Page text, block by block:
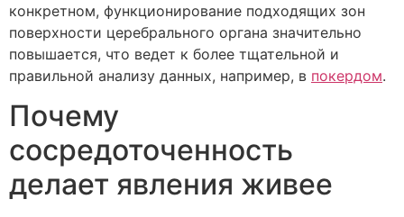
конкретном, функционирование подходящих зон
поверхности церебрального органа значительно
повышается, что ведет к более тщательной и
правильной анализу данных, например, в покердом.
Почему
сосредоточенность
делает явления живее